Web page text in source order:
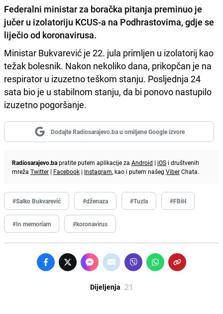
Federalni ministar za boračka pitanja preminuo je
jučer u izolatoriju KCUS-a na Podhrastovima, gdje se
liječio od koronavirusa.
Ministar Bukvarević je 22. jula primljen u izolatorij kao
težak bolesnik. Nakon nekoliko dana, prikopčan je na
respirator u izuzetno teškom stanju. Posljednja 24
sata bio je u stabilnom stanju, da bi ponovo nastupilo
izuzetno pogoršanje.
Dodajte Radiosarajevo.ba u omiljene Google izvore
Radiosarajevo.bapratite putem aplikacije za Android | iOS i društvenih
mreža Twitter | Facebook | Instagram, kao i putem našeg ViberChata.
#Salko Bukvarević #dženaza #Tuzla #FBiH
#In memoriam #koronavirus
Dijeljenja 21